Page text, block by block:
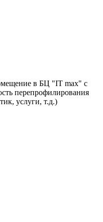
в БЦ "IT max" с
перепрофилирования
услуги, т.д.)